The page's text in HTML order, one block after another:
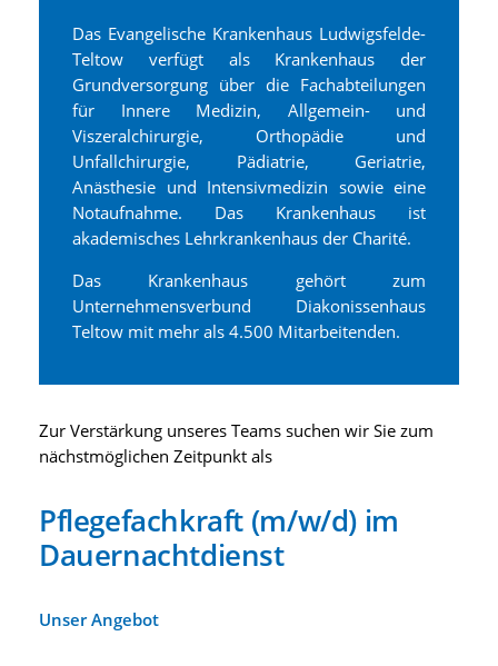
Das Evangelische Krankenhaus Ludwigsfelde-
Teltow verfügt als Krankenhaus der
Grundversorgung über die Fachabteilungen
für Innere Medizin, Allgemein- und
Viszeralchirurgie, Orthopädie und
Unfallchirurgie, Pädiatrie, Geriatrie,
Anästhesie und Intensivmedizin sowie eine
Notaufnahme. Das Krankenhaus ist
akademisches Lehrkrankenhaus der Charité.
Das Krankenhaus gehört zum
Unternehmensverbund Diakonissenhaus
Teltow mit mehr als 4.500 Mitarbeitenden.
Zur Verstärkung unseres Teams suchen wir Sie zum
nächstmöglichen Zeitpunkt als
Pflegefachkraft (m/w/d) im
Dauernachtdienst
Unser Angebot